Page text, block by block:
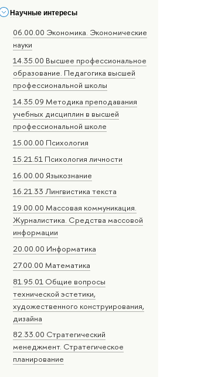
Научные интересы
06.00.00 Экономика. Экономические
науки
14.35.00 Высшее профессиональное
образование. Педагогика высшей
профессиональной школы
14.35.09 Методика преподавания
учебных дисциплин в высшей
профессиональной школе
15.00.00 Психология
15.21.51 Психология личности
16.00.00 Языкознание
16.21.33 Лингвистика текста
19.00.00 Массовая коммуникация.
Журналистика. Средства массовой
информации
20.00.00 Информатика
27.00.00 Математика
81.95.01 Общие вопросы
технической эстетики,
художественного конструирования,
дизайна
82.33.00 Стратегический
менеджмент. Стратегическое
планирование